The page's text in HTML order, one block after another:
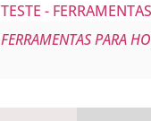
TESTE -
FERRAMENTAS PARA